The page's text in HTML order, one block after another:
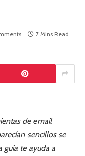
7 Mins Read
de email
sencillos se
guía te ayuda a